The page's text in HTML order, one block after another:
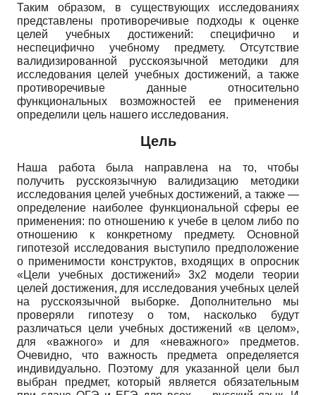
Таким образом, в существующих исследованиях
представлены противоречивые подходы к оценке
целей учебных достижений: специфично и
неспецифично учебному предмету. Отсутствие
валидизированной русскоязычной методики для
исследования целей учебных достижений, а также
противоречивые данные относительно
функциональных возможностей ее применения
определили цель нашего исследования.
Цель
Наша работа была направлена на то, чтобы
получить русскоязычную валидизацию методики
исследования целей учебных достижений, а также —
определение наиболее функциональной сферы ее
применения: по отношению к учебе в целом либо по
отношению к конкретному предмету. Основной
гипотезой исследования выступило предположение
о применимости конструктов, входящих в опросник
«Цели учебных достижений» 3х2 модели теории
целей достижения, для исследования учебных целей
на русскоязычной выборке. Дополнительно мы
проверяли гипотезу о том, насколько будут
различаться цели учебных достижений «в целом»,
для «важного» и для «неважного» предметов.
Очевидно, что важность предмета определяется
индивидуально. Поэтому для указанной цели был
выбран предмет, который является обязательным